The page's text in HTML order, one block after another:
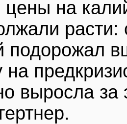
цены на
расти:
подорожал
на
выросла